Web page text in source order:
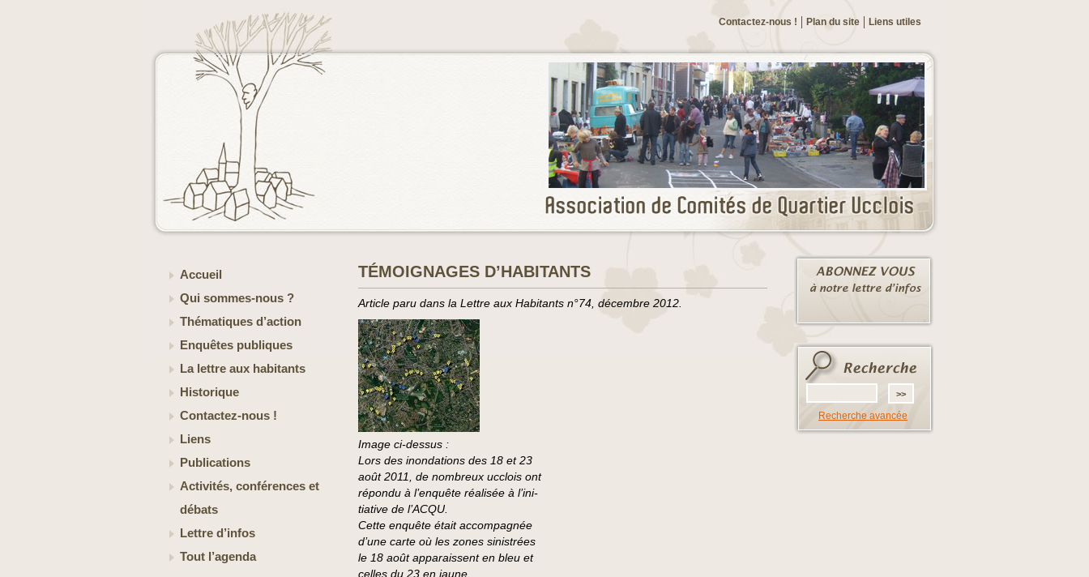
Liens utiles
Plan du site
Contactez-nous !
Accueil
Qui sommes-nous ?
Thématiques d’action
Enquêtes publiques
La lettre aux habitants
Historique
Contactez-nous !
Liens
Publications
Activités, conférences et
débats
Lettre d’infos
Tout l’agenda
TÉMOIGNAGES D’HABITANTS
Article paru dans la Lettre aux Habitants n°74, décembre 2012.
Image ci-dessus :
Lors des inondations des 18 et 23
août 2011, de nombreux ucclois ont
répondu à l’enquête réalisée à l’ini-
tiative de l’ACQU.
Cette enquête était accompagnée
d’une carte où les zones sinistrées
le 18 août apparaissent en bleu et
celles du 23 en jaune.
Recherche avancée